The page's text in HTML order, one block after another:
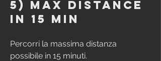
5) max distance
in 15 min
Percorri la massima distanza
possibile in 15 minuti.